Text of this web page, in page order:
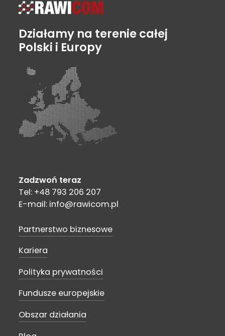
Działamy na terenie całej
Polski i Europy
Zadzwoń teraz
Tel: +48 793 206 207
E-mail: info@rawicom.pl
Partnerstwo biznesowe
Kariera
Polityka prywatności
Fundusze europejskie
Obszar działania